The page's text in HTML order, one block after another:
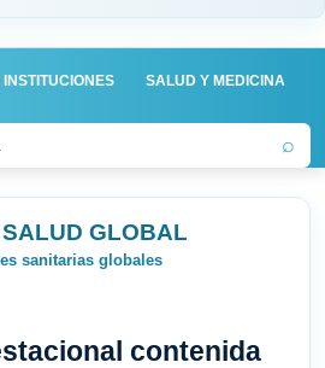
SALUD Y MEDICINA
⌕
GLOBAL
sanitarias globales
contenida